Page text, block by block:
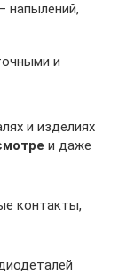
напылений,
и
и изделиях
и даже
контакты,